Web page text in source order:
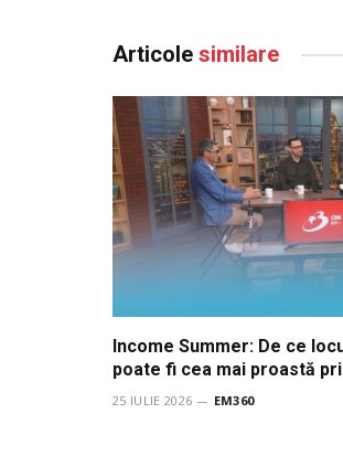
Articole similare
Income Summer: De ce
poate fi cea mai proastă
25 IULIE 2026 EM360